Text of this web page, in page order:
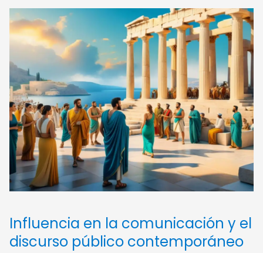
Influencia en la comunicación y el
discurso público contemporáneo